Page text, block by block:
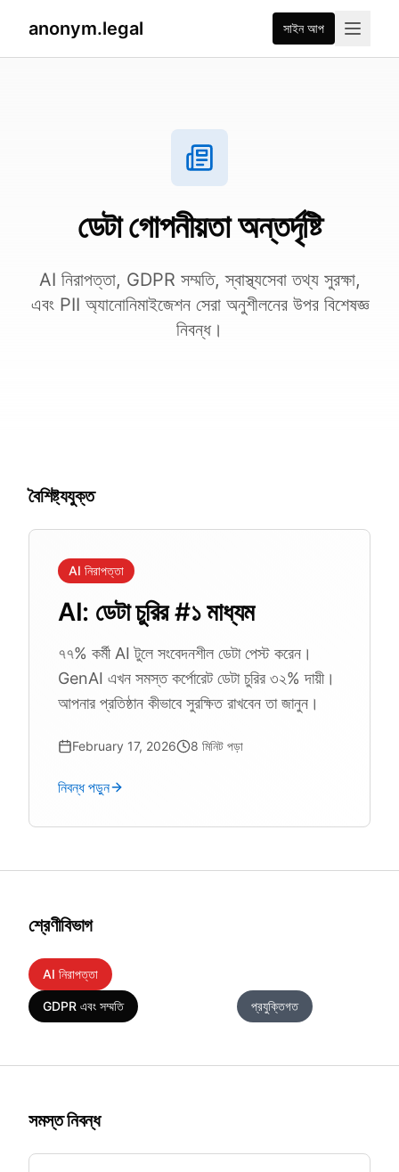
anonym.legal সাইন আপ
ডেটা গোপনীয়তা অন্তর্দৃষ্টি
AI নিরাপত্তা, GDPR সম্মতি, স্বাস্থ্যসেবা তথ্য সুরক্ষা,
এবং PII অ্যানোনিমাইজেশন সেরা অনুশীলনের উপর বিশেষজ্ঞ
নিবন্ধ।
বৈশিষ্ট্যযুক্ত
AI নিরাপত্তা
AI: ডেটা চুরির #১ মাধ্যম
৭৭% কর্মী AI টুলে সংবেদনশীল ডেটা পেস্ট করেন।
GenAI এখন সমস্ত কর্পোরেট ডেটা চুরির ৩২% দায়ী।
আপনার প্রতিষ্ঠান কীভাবে সুরক্ষিত রাখবেন তা জানুন।
February 17, 2026 8 মিনিট পড়া
নিবন্ধ পড়ুন
শ্রেণীবিভাগ
AI নিরাপত্তা
GDPR এবং সম্মতি প্রযুক্তিগত
সমস্ত নিবন্ধ